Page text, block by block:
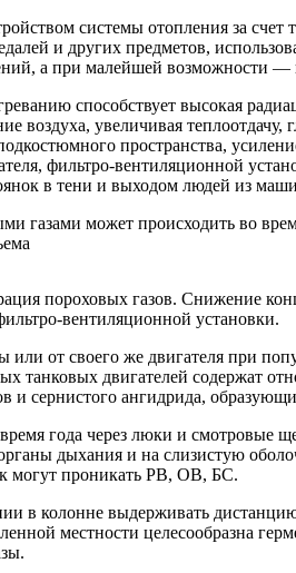
системы отопления за
и других предметов,
а при малейшей возможности
способствует высокая
воздуха, увеличивая
пространства,
фильтро-вентиляционной
в тени и выходом людей из
газами может происходить во
пороховых газов. Снижение
вентиляционной установки.
от своего же двигателя при
двигателей содержат
и сернистого ангидрида,
года через люки и смотровые
дыхания и на слизистую
могут проникать РВ, ОВ, БС.
в колонне выдерживать
местности целесообразна